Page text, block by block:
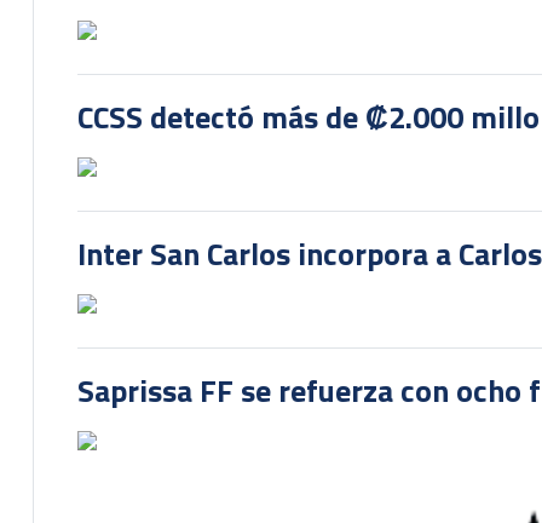
CCSS detectó más de ₡2.000
Inter San Carlos incorpora a
Saprissa FF se refuerza con